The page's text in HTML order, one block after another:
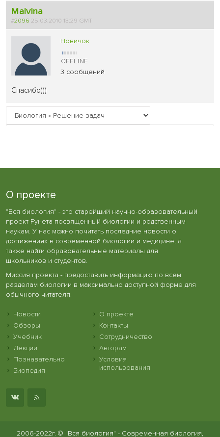
Malvina
#2096 25.03.2010 13:29 GMT
Новичок
3 сообщений
Cпасибо)))
О проекте
"Вся биология" - это старейший научно-образовательный
проект Рунета посвященный биологии и родственным
наукам. У нас можно почитать последние новости о
достижениях в современной биологии и медицине, а
также найти образовательные материалы для
школьников и студентов.
Миссия проекта - предоставить информацию по всем
разделам биологии в максимально доступной форме для
обычного читателя.
Новости
Обзоры
Учебник
Лекции
Познавательно
Биопедия
О проекте
Контакты
Сотрудничество
Авторам
Условия
использования
2006-2022г. © "Вся биология" - Современная биология,